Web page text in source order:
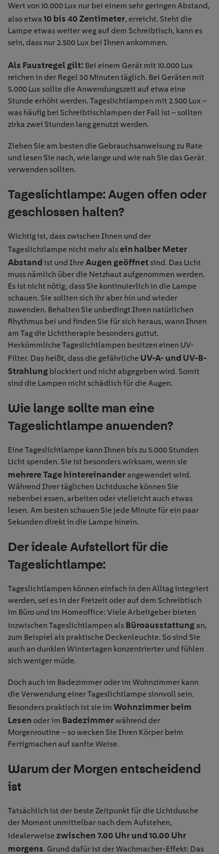
Wert von 10.000 Lux nur bei einem sehr geringen Abstand,
also etwa 10 bis 40 Zentimeter, erreicht. Steht die
Lampe etwas weiter weg auf dem Schreibtisch, kann es
sein, dass nur 2.500 Lux bei Ihnen ankommen.
Als Faustregel gilt: Bei einem Gerät mit 10.000 Lux
reichen in der Regel 30 Minuten täglich. Bei Geräten mit
5.000 Lux sollte die Anwendungszeit auf etwa eine
Stunde erhöht werden. Tageslichtlampen mit 2.500 Lux –
was häufig bei Schreibtischlampen der Fall ist – sollten
zirka zwei Stunden lang genutzt werden.
Ziehen Sie am besten die Gebrauchsanweisung zu Rate
und lesen Sie nach, wie lange und wie nah Sie das Gerät
verwenden sollten.
Tageslichtlampe: Augen offen oder
geschlossen halten?
Wichtig ist, dass zwischen Ihnen und der
Tageslichtlampe nicht mehr als ein halber Meter
Abstand ist und Ihre Augen geöffnet sind. Das Licht
muss nämlich über die Netzhaut aufgenommen werden.
Es ist nicht nötig, dass Sie kontinuierlich in die Lampe
schauen. Sie sollten sich ihr aber hin und wieder
zuwenden. Behalten Sie unbedingt Ihren natürlichen
Rhythmus bei und finden Sie für sich heraus, wann Ihnen
am Tag die Lichttherapie besonders guttut.
Herkömmliche Tageslichtlampen besitzen einen UV-
Filter. Das heißt, dass die gefährliche UV-A- und UV-B-
Strahlung blockiert und nicht abgegeben wird. Somit
sind die Lampen nicht schädlich für die Augen.
Wie lange sollte man eine
Tageslichtlampe anwenden?
Eine Tageslichtlampe kann Ihnen bis zu 5.000 Stunden
Licht spenden. Sie ist besonders wirksam, wenn sie
mehrere Tage hintereinander angewendet wird.
Während Ihrer täglichen Lichtdusche können Sie
nebenbei essen, arbeiten oder vielleicht auch etwas
lesen. Am besten schauen Sie jede Minute für ein paar
Sekunden direkt in die Lampe hinein.
Der ideale Aufstellort für die
Tageslichtlampe:
Tageslichtlampen können einfach in den Alltag integriert
werden, sei es in der Freizeit oder auf dem Schreibtisch
im Büro und im Homeoffice: Viele Arbeitgeber bieten
inzwischen Tageslichtlampen als Büroausstattung an,
zum Beispiel als praktische Deckenleuchte. So sind Sie
auch an dunklen Wintertagen konzentrierter und fühlen
sich weniger müde.
Doch auch im Badezimmer oder im Wohnzimmer kann
die Verwendung einer Tageslichtlampe sinnvoll sein.
Besonders praktisch ist sie im Wohnzimmer beim
Lesen oder im Badezimmerwährend der
Morgenroutine – so wecken Sie Ihren Körper beim
Fertigmachen auf sanfte Weise.
Warum der Morgen entscheidend
ist
Tatsächlich ist der beste Zeitpunkt für die Lichtdusche
der Moment unmittelbar nach dem Aufstehen,
idealerweise zwischen 7.00 Uhr und 10.00 Uhr
morgens. Grund dafür ist der Wachmacher-Effekt: Das